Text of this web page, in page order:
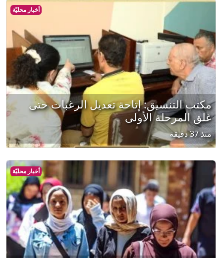
أخبار محليّة
مكتب التنسيق: إتاحة تعديل الرغبات حتى
غلق المرحلة الأولى
منذ 37 دقيقة
أخبار محليّة